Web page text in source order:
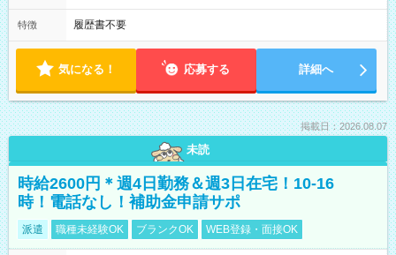
特徴 履歴書不要
気になる！ 応募する 詳細へ
掲載日：2026.08.07
未読
時給2600円＊週4日勤務＆週3日在宅！10-16
時！電話なし！補助金申請サポ
派遣 職種未経験OK ブランクOK WEB登録・面接OK